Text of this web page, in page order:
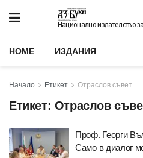
Национално издателство
HOME ИЗДАНИЯ
Начало Етикет Отраслов съвет
Етикет: Отраслов
Проф. Георги
Само в диалог